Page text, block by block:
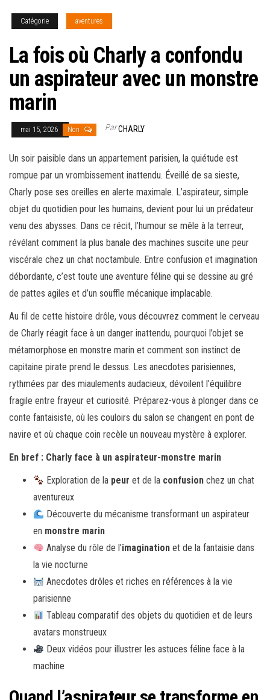
Catégorie aventures
La fois où Charly a confondu
un aspirateur avec un monstre
marin
mai 15, 2026 Non ParCHARLY
Un soir paisible dans un appartement parisien, la quiétude est
rompue par un vrombissement inattendu. Éveillé de sa sieste,
Charly pose ses oreilles en alerte maximale. L’aspirateur, simple
objet du quotidien pour les humains, devient pour lui un prédateur
venu des abysses. Dans ce récit, l’humour se mêle à la terreur,
révélant comment la plus banale des machines suscite une peur
viscérale chez un chat noctambule. Entre confusion et imagination
débordante, c’est toute une aventure féline qui se dessine au gré
de pattes agiles et d’un souffle mécanique implacable.
Au fil de cette histoire drôle, vous découvrez comment le cerveau
de Charly réagit face à un danger inattendu, pourquoi l’objet se
métamorphose en monstre marin et comment son instinct de
capitaine pirate prend le dessus. Les anecdotes parisiennes,
rythmées par des miaulements audacieux, dévoilent l’équilibre
fragile entre frayeur et curiosité. Préparez-vous à plonger dans ce
conte fantaisiste, où les couloirs du salon se changent en pont de
navire et où chaque coin recèle un nouveau mystère à explorer.
En bref : Charly face à un aspirateur-monstre marin
Exploration de la peur et de la confusion chez un chat
aventureux
Découverte du mécanisme transformant un aspirateur
en monstre marin
Analyse du rôle de l’imagination et de la fantaisie dans
la vie nocturne
Anecdotes drôles et riches en références à la vie
parisienne
Tableau comparatif des objets du quotidien et de leurs
avatars monstrueux
Deux vidéos pour illustrer les astuces féline face à la
machine